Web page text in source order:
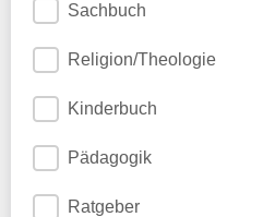
Sachbuch
Religion/Theologie
Kinderbuch
Pädagogik
Ratgeber